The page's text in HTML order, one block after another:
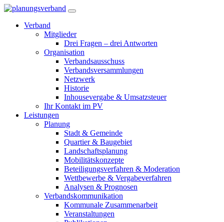
Verband
Mitglieder
Drei Fragen – drei Antworten
Organisation
Verbandsausschuss
Verbandsversammlungen
Netzwerk
Historie
Inhousevergabe & Umsatzsteuer
Ihr Kontakt im PV
Leistungen
Planung
Stadt & Gemeinde
Quartier & Baugebiet
Landschaftsplanung
Mobilitätskonzepte
Beteiligungsverfahren & Moderation
Wettbewerbe & Vergabeverfahren
Analysen & Prognosen
Verbandskommunikation
Kommunale Zusammenarbeit
Veranstaltungen